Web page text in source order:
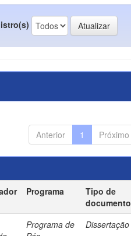
Anterior 1 Próximo
Programa
Tipo de
documento
Programa de
Dissertação